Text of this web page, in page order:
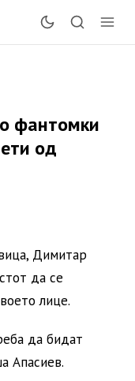
фантомки
од
Димитар
да се
лице.
да бидат
Апасиев.